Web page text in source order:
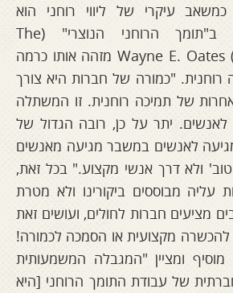
עיקרי של ליווי רוחני הוא
משמעותי בבירור. ב"תומך הרוחני הנוצרי" (The
Christian Pastor) Wayne E. Oates מזהה אותו כרמה
"כמורה של חברות היא צורך
של תמיכה רוחנית. זו המשתלה
יתר על כן, רובה הגדול של
לאנשים במשבר מגיעה מאנשים
ולא דרך אנשי מקצוע." בכל זאת,
עליה מבוססים ביקורינו ולא מטרת
מציעים חברות לחולים, ועושים זאת
מקצועית או הסמכה לכמורה!
ומציין "המגבלה המשמעותית
של עבודת התומך הרוחני [היא